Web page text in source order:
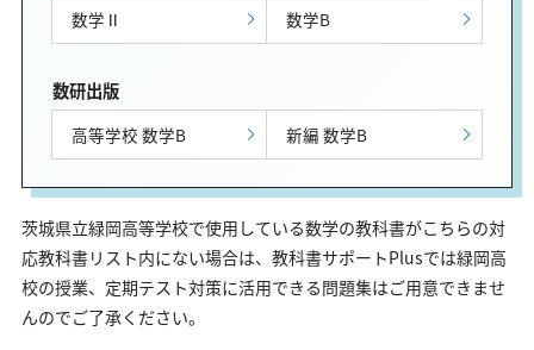
数学Ⅱ 数学B
数研出版
高等学校 数学B 新編 数学B
茨城県立緑岡高等学校で使用している数学の教科書がこちらの対
応教科書リスト内にない場合は、教科書サポートPlusでは緑岡高
校の授業、定期テスト対策に活用できる問題集はご用意できませ
んのでご了承ください。